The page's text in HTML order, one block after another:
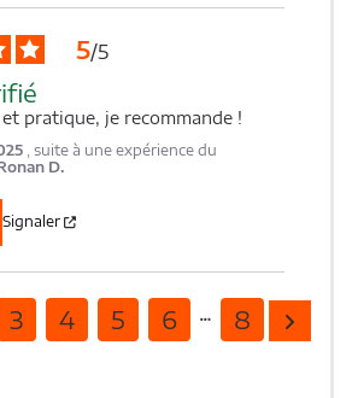
5/5
pratique, je recommande !
, suite à une expérience du
D.
Signaler
3 4 5 6 8